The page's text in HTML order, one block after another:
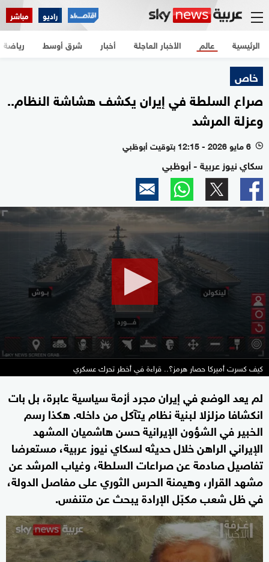
راديو مباشر
الرئيسية الأخبار العاجلة أخبار شرق أوسط عالم رياضة
خاص
صراع السلطة في إيران يكشف هشاشة النظام..
وعزلة المرشد
l 6 مايو 2026 - 12:15 بتوقيت أبوظبي
سكاي نيوز عربية - أبوظبي
0
seconds
of
كيف كسرت أميركا حصار هرمز؟.. قراءة في أخطر تحرك عسكري
لم يعد الوضع في إيران مجرد أزمة سياسية عابرة، بل بات
انكشافا مزلزلا لبنية نظام يتآكل من داخله. هكذا رسم
الخبير في الشؤون الإيرانية حسن هاشميان المشهد
الإيراني الراهن خلال حديثه لسكاي نيوز عربية، مستعرضا
تفاصيل صادمة عن صراعات السلطة، وغياب المرشد عن
مشهد القرار، وهيمنة الحرس الثوري على مفاصل الدولة،
في ظل شعب مكبّل الإرادة يبحث عن متنفس.
0
seconds
of